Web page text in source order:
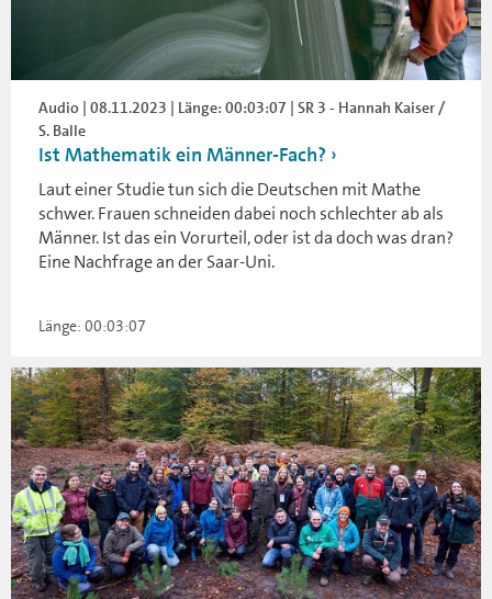
Audio | 08.11.2023 | Länge: 00:03:07 | SR 3 - Hannah Kaiser /
S. Balle
Ist Mathematik ein Männer-Fach?
Laut einer Studie tun sich die Deutschen mit Mathe
schwer. Frauen schneiden dabei noch schlechter ab als
Männer. Ist das ein Vorurteil, oder ist da doch was dran?
Eine Nachfrage an der Saar-Uni.
Länge: 00:03:07